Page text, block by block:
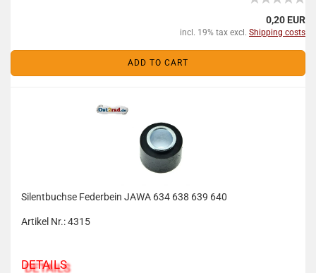
0,20 EUR
incl. 19% tax excl. Shipping costs
ADD TO CART
Silentbuchse Federbein JAWA 634 638 639 640
Artikel Nr.: 4315
DETAILS